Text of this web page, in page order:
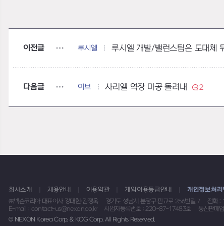
이전글 루시엘 루시엘 개발/밸런스팀은 도대체
다음글 이브 사리엘 역장 마공 돌려내 2
회사소개 채용안내 이용약관 게임이용등급안내 개인정보처리
㈜넥슨코리아 대표이사 강대현·김정욱
경기도 성남시 분당구 판교로 256번길 7 전화 :
E-mail : contact-us@nexon.co.kr
사업자등록번호 : 220-87-17483호 통신판매
© NEXON Korea Corp. & KOG Corp. All Rights Reserved.